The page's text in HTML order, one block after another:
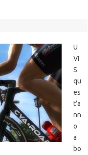
U
VI
S
qu
es
t’a
nn
o
a
bo